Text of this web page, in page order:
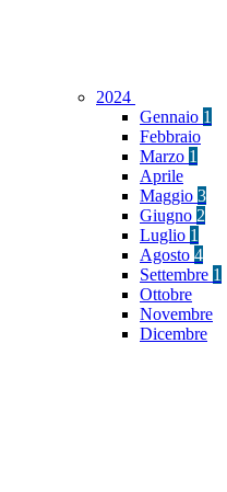
2024
Gennaio 1
Febbraio
Marzo 1
Aprile
Maggio 3
Giugno 2
Luglio 1
Agosto 4
Settembre 1
Ottobre
Novembre
Dicembre